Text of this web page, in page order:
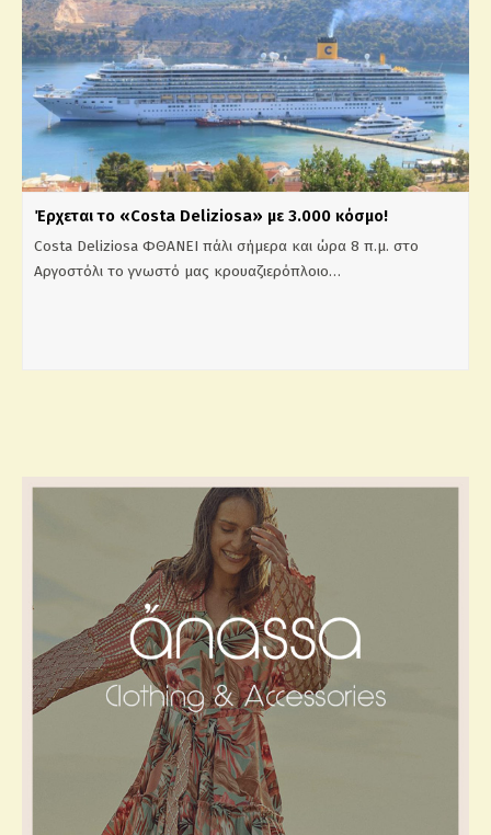
Έρχεται το «Costa Deliziosa» με 3.000 κόσμο!
Costa Deliziosa ΦΘΑΝΕΙ πάλι σήμερα και ώρα 8 π.μ. στο
Αργοστόλι το γνωστό μας κρουαζιερόπλοιο…